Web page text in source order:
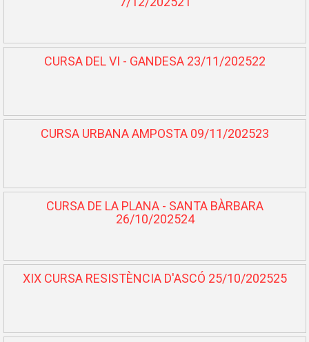
CURSA DEL VI - GANDESA 23/11/202522
CURSA URBANA AMPOSTA 09/11/202523
CURSA DE LA PLANA - SANTA BÀRBARA
26/10/202524
XIX CURSA RESISTÈNCIA D'ASCÓ 25/10/202525